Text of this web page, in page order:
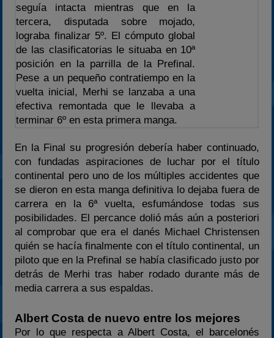
seguía intacta mientras que en la
tercera, disputada sobre mojado,
lograba finalizar 5º. El cómputo global
de las clasificatorias le situaba en 10ª
posición en la parrilla de la Prefinal.
Pese a un pequeño contratiempo en la
vuelta inicial, Merhi se lanzaba a una
efectiva remontada que le llevaba a
terminar 6º en esta primera manga.
En la Final su progresión debería haber continuado,
con fundadas aspiraciones de luchar por el título
continental pero uno de los múltiples accidentes que
se dieron en esta manga definitiva lo dejaba fuera de
carrera en la 6ª vuelta, esfumándose todas sus
posibilidades. El percance dolió más aún a posteriori
al comprobar que era el danés Michael Christensen
quién se hacía finalmente con el título continental, un
piloto que en la Prefinal se había clasificado justo por
detrás de Merhi tras haber rodado durante más de
media carrera a sus espaldas.
Albert Costa de nuevo entre los mejores
Por lo que respecta a Albert Costa, el barcelonés